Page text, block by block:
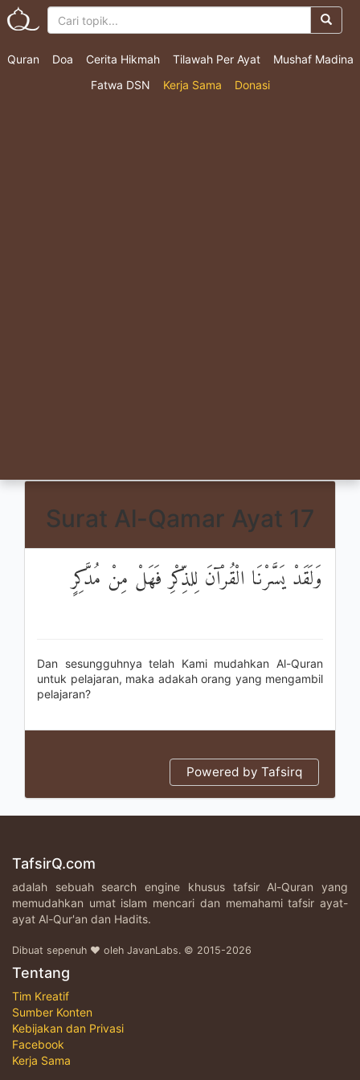
Quran Doa Cerita Hikmah Tilawah Per Ayat
Mushaf Madina
Fatwa DSN
Kerja Sama Donasi
Surat Al-Qamar Ayat 17
وَلَقَدْ يَسَّرْنَا الْقُرْآنَ لِلذِّكْرِ فَهَلْ مِنْ مُدَّكِرٍ
Dan sesungguhnya telah Kami mudahkan Al-Quran
untuk pelajaran, maka adakah orang yang mengambil
pelajaran?
Powered by Tafsirq
TafsirQ.com
adalah sebuah search engine khusus tafsir Al-Quran yang
memudahkan umat islam mencari dan memahami tafsir ayat-
ayat Al-Qur'an dan Hadits.
Dibuat sepenuh ♥ oleh JavanLabs. © 2015-2026
Tentang
Tim Kreatif
Sumber Konten
Kebijakan dan Privasi
Facebook
Kerja Sama